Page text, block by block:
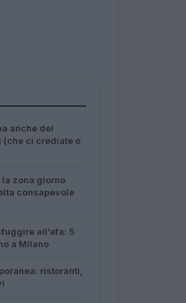
anche dei
ci crediate o
zona giorno
consapevole
all’afa: 5
a Milano
ristoranti,